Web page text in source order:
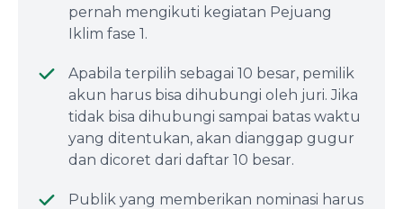
pernah mengikuti kegiatan Pejuang
Iklim fase 1.
Apabila terpilih sebagai 10 besar, pemilik
akun harus bisa dihubungi oleh juri. Jika
tidak bisa dihubungi sampai batas waktu
yang ditentukan, akan dianggap gugur
dan dicoret dari daftar 10 besar.
Publik yang memberikan nominasi harus